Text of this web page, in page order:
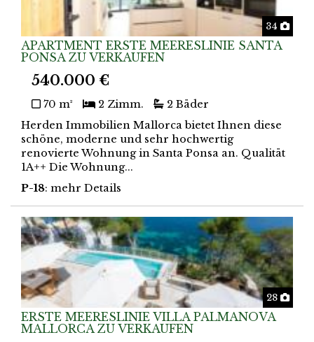
34 Fotos
APARTMENT ERSTE MEERESLINIE SANTA
PONSA ZU VERKAUFEN
540.000 €
70 m² 2 Zimm.
2 Bäder
Herden Immobilien Mallorca bietet Ihnen diese
schöne, moderne und sehr hochwertig
renovierte Wohnung in Santa Ponsa an. Qualität
1A++ Die Wohnung...
P-18: mehr Details
28 Fotos
ERSTE MEERESLINIE VILLA PALMANOVA
MALLORCA ZU VERKAUFEN